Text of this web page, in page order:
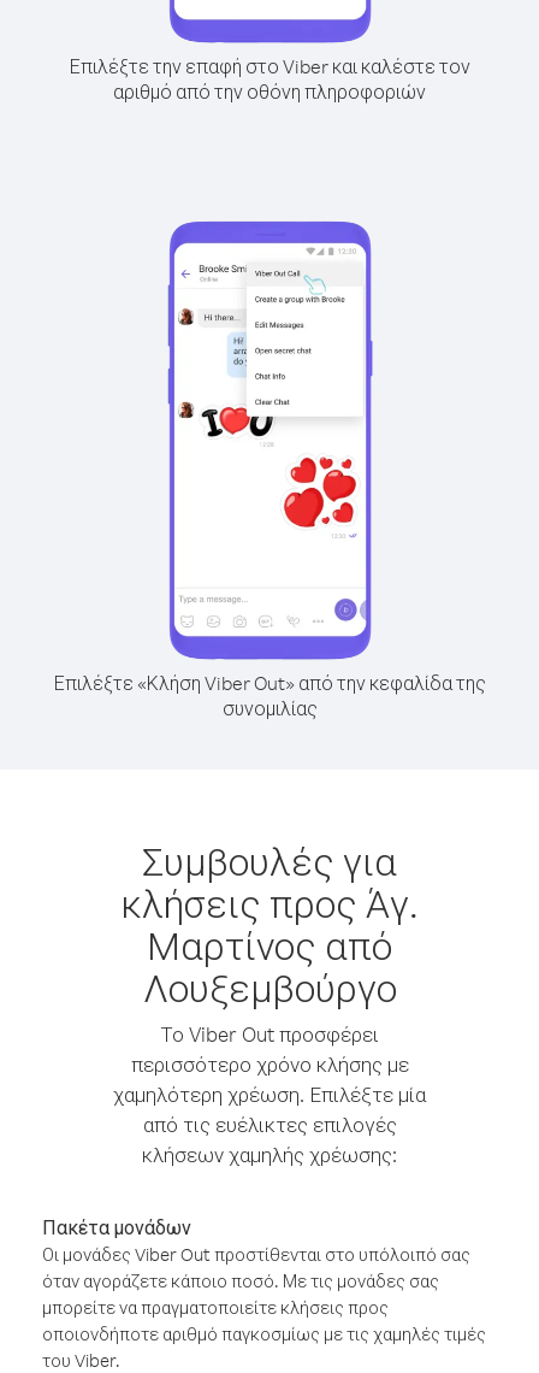
Επιλέξτε την επαφή στο Viber και καλέστε τον
αριθμό από την οθόνη πληροφοριών
Επιλέξτε «Κλήση Viber Out» από την κεφαλίδα της
συνομιλίας
Συμβουλές για
κλήσεις προς Άγ.
Μαρτίνος από
Λουξεμβούργο
Το Viber Out προσφέρει
περισσότερο χρόνο κλήσης με
χαμηλότερη χρέωση. Επιλέξτε μία
από τις ευέλικτες επιλογές
κλήσεων χαμηλής χρέωσης:
Πακέτα μονάδων
Οι μονάδες Viber Out προστίθενται στο υπόλοιπό σας
όταν αγοράζετε κάποιο ποσό. Με τις μονάδες σας
μπορείτε να πραγματοποιείτε κλήσεις προς
οποιονδήποτε αριθμό παγκοσμίως με τις χαμηλές τιμές
του Viber.